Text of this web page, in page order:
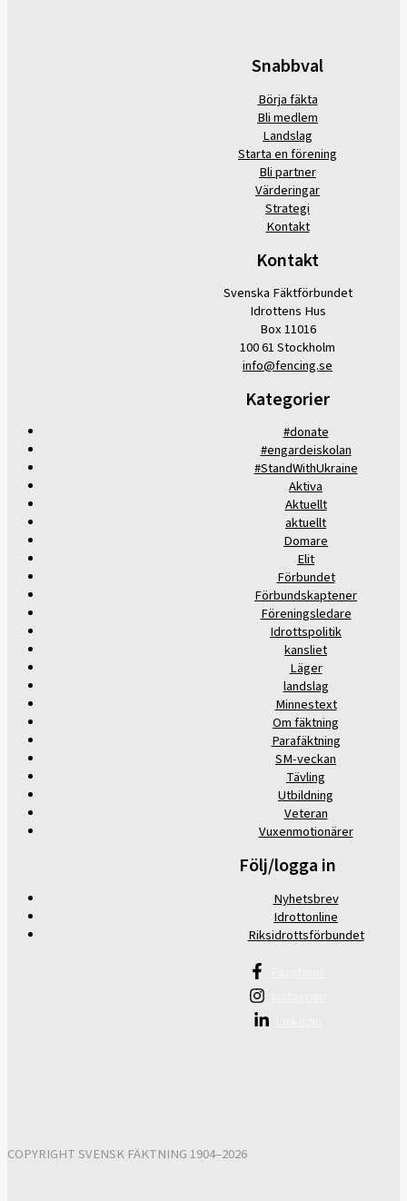
Snabbval
Börja fäkta
Bli medlem
Landslag
Starta en förening
Bli partner
Värderingar
Strategi
Kontakt
Kontakt
Svenska Fäktförbundet
Idrottens Hus
Box 11016
100 61 Stockholm
info@fencing.se
Kategorier
#donate
#engardeiskolan
#StandWithUkraine
Aktiva
Aktuellt
aktuellt
Domare
Elit
Förbundet
Förbundskaptener
Föreningsledare
Idrottspolitik
kansliet
Läger
landslag
Minnestext
Om fäktning
Parafäktning
SM-veckan
Tävling
Utbildning
Veteran
Vuxenmotionärer
Följ/logga in
Nyhetsbrev
Idrottonline
Riksidrottsförbundet
COPYRIGHT SVENSK FÄKTNING 1904–2026